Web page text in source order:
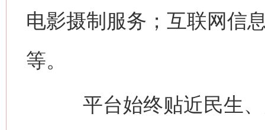
电影摄制服务；互联网信
等。
平台始终贴近民生、